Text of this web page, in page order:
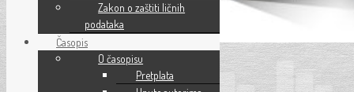
PDF
Zakon o zaštiti ličnih
podataka
Časopis
O časopisu
Pretplata